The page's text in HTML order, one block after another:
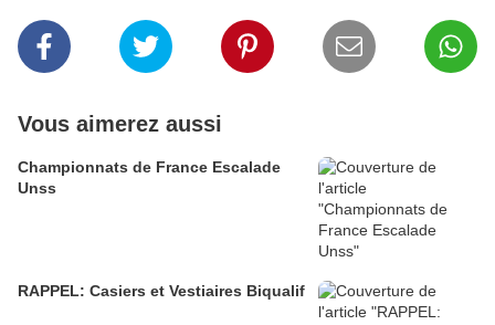
Vous aimerez aussi
Championnats de France Escalade
Unss
RAPPEL: Casiers et Vestiaires Biqualif